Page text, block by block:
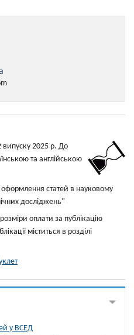
випуску 2025 р. До
та англійською
статей в науковому
досліджень"
оплати за публікацію
міститься в розділі
у ВСЕД